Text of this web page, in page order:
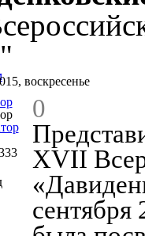
воскресенье
0
XVII
сентября